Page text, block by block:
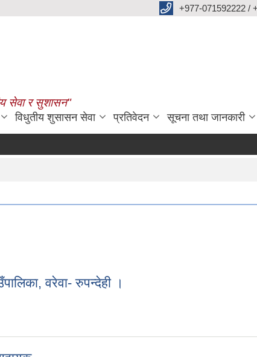
+977-071592222 /
सेवा र सुशासन"
विधुतीय शुसासन सेवा प्रतिवेदन सूचना तथा जानकारी
वरेवा- रुपन्देही ।